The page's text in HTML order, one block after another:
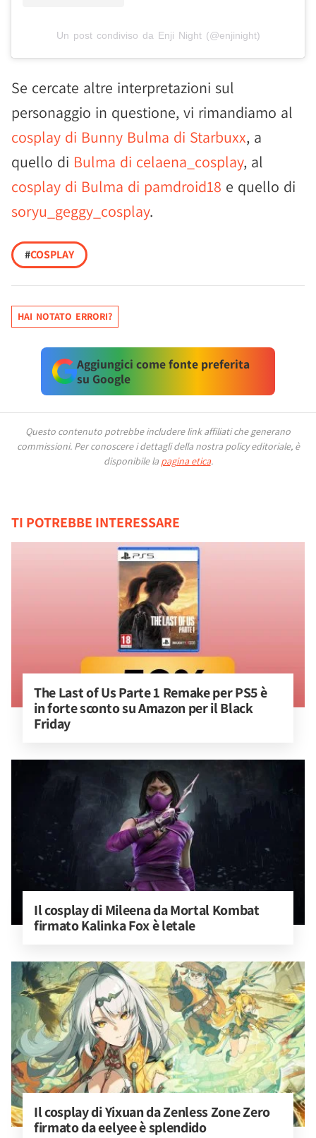
Un post condiviso da Enji Night (@enjinight)
Se cercate altre interpretazioni sul
personaggio in questione, vi rimandiamo al
cosplay di Bunny Bulma di Starbuxx, a
quello di Bulma di celaena_cosplay, al
cosplay di Bulma di pamdroid18 e quello di
soryu_geggy_cosplay.
#COSPLAY
HAI NOTATO ERRORI?
Aggiungici come fonte preferita
su Google
Questo contenuto potrebbe includere link affiliati che generano
commissioni. Per conoscere i dettagli della nostra policy editoriale, è
disponibile la pagina etica.
TI POTREBBE INTERESSARE
The Last of Us Parte 1 Remake per PS5 è
in forte sconto su Amazon per il Black
Friday
Il cosplay di Mileena da Mortal Kombat
firmato Kalinka Fox è letale
Il cosplay di Yixuan da Zenless Zone Zero
firmato da eelyee è splendido